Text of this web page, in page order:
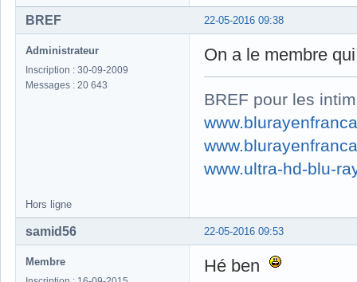
22-05-2016 09:38
BREF
Administrateur
Inscription : 30-09-2009
Messages : 20 643
On a le membre
BREF pour les
www.ultra-hd-blu-
Hors ligne
22-05-2016 09:53
samid56
Membre Hé ben